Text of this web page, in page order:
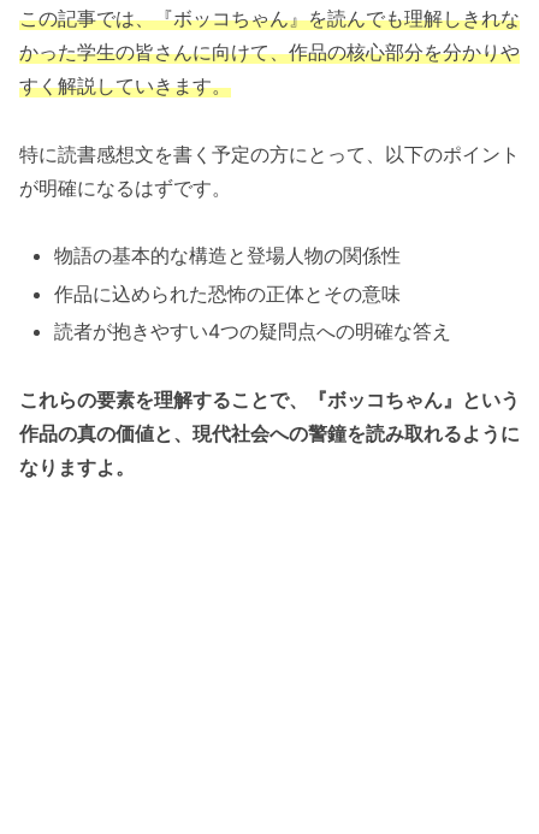
この記事では、『ボッコちゃん』を読んでも理解しきれな
かった学生の皆さんに向けて、作品の核心部分を分かりや
すく解説していきます。
特に読書感想文を書く予定の方にとって、以下のポイント
が明確になるはずです。
物語の基本的な構造と登場人物の関係性
作品に込められた恐怖の正体とその意味
読者が抱きやすい4つの疑問点への明確な答え
これらの要素を理解することで、『ボッコちゃん』という
作品の真の価値と、現代社会への警鐘を読み取れるように
なりますよ。